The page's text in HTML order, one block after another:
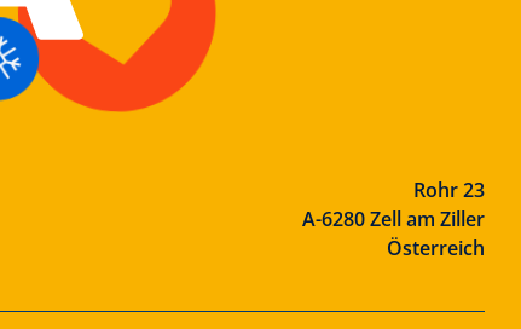
Rohr 23
A-6280 Zell am Ziller
Österreich